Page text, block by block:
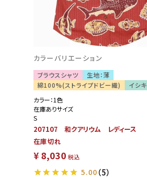
カラーバリエーション
ブラウスシャツ
生地：薄
綿100%(ストライプドビー織)
イシキ
カラー：1色
在庫ありサイズ
S
207107 和クアリウム レディース
在庫切れ
¥ 8,030 税込
5.00 （5）